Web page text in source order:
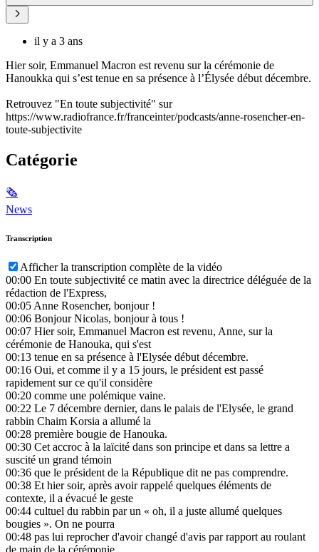
il y a 3 ans
Hier soir, Emmanuel Macron est revenu sur la cérémonie de
Hanoukka qui s’est tenue en sa présence à l’Élysée début décembre.
Retrouvez "En toute subjectivité" sur
https://www.radiofrance.fr/franceinter/podcasts/anne-rosencher-en-
toute-subjectivite
Catégorie
🗞
News
Transcription
Afficher la transcription complète de la vidéo
00:00 En toute subjectivité ce matin avec la directrice déléguée de la
rédaction de l'Express,
00:05Anne Rosencher, bonjour !
00:06 Bonjour Nicolas, bonjour à tous !
00:07 Hier soir, Emmanuel Macron est revenu, Anne, sur la
cérémonie de Hanouka, qui s'est
00:13 tenue en sa présence à l'Elysée début décembre.
00:16 Oui, et comme il y a 15 jours, le président est passé
rapidement sur ce qu'il considère
00:20 comme une polémique vaine.
00:22 Le 7 décembre dernier, dans le palais de l'Elysée, le grand
rabbin Chaim Korsia a allumé la
00:28 première bougie de Hanouka.
00:30 Cet accroc à la laïcité dans son principe et dans sa lettre a
suscité un grand témoin
00:36 que le président de la République dit ne pas comprendre.
00:38 Et hier soir, après avoir rappelé quelques éléments de
contexte, il a évacué le geste
00:44 cultuel du rabbin par un « oh, il a juste allumé quelques
bougies ». On ne pourra
00:48 pas lui reprocher d'avoir changé d'avis par rapport au roulant